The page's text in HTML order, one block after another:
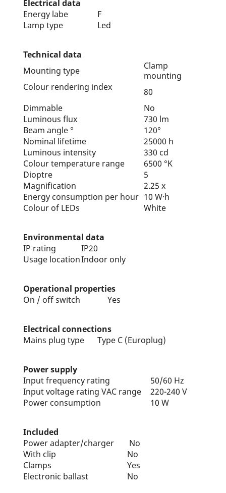
Electrical data
Energy labe
F
Lamp type
Led
Technical data
Mounting type
Clamp
mounting
Colour rendering index
80
Dimmable
No
Luminous flux
730 lm
Beam angle °
120°
Nominal lifetime
25000 h
Luminous intensity
330 cd
Colour temperature range
6500 °K
Dioptre
5
Magnification
2.25 x
Energy consumption per hour 10 W·h
Colour of LEDs
White
Environmental data
IP rating
IP20
Usage locationIndoor only
Operational properties
On / off switch Yes
Electrical connections
Mains plug type Type C (Europlug)
Power supply
Input frequency rating
50/60 Hz
Input voltage rating VAC range 220-240 V
Power consumption
10 W
Included
Power adapter/charger
No
With clip
No
Clamps
Yes
Electronic ballast
No